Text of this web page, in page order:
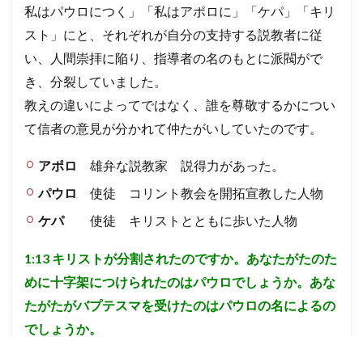
５
パウ
ロが
伝え
た福
音を
つ。
この
福音
解に
て一
る。
すれ
ば、
その
他の
こと
は自
私はパウロにつく」「私はアポロに」「ケパ」「キリ
スト」にと、それぞれが自分の支持する説教者に従
い、人間崇拝に陥り、指導者の名のもとに派閥がで
き、分裂していました。
教えの違いによってではなく、誰を尊敬するかについ
て信者の意見が分かれて仲たがいしていたのです。
アポロ
雄弁な説教家 説得力があった。
パウロ
使徒 コリント教会を開拓宣教した人物
ケパ
使徒 キリストとともに歩いた人物
1:13 キリストが分割されたのですか。あなたがたのた
めに十字架につけられたのはパウロでしょうか。あな
たがたがバプテスマを受けたのはパウロの名によるの
でしょうか。